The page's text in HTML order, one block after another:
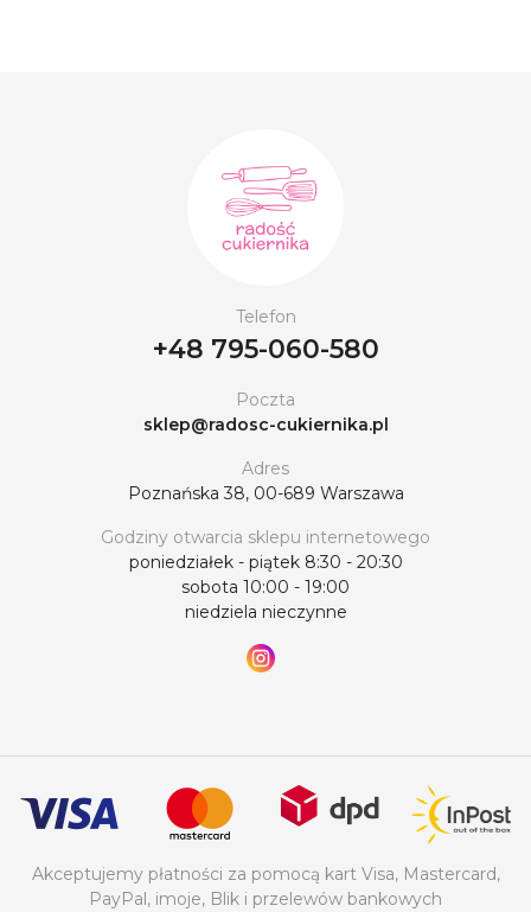
Telefon
+48 795-060-580
Poczta
sklep@radosc-cukiernika.pl
Adres
Poznańska 38, 00-689 Warszawa
Godziny otwarcia sklepu internetowego
poniedziałek - piątek 8:30 - 20:30
sobota 10:00 - 19:00
niedziela nieczynne
Akceptujemy płatności za pomocą kart Visa, Mastercard,
PayPal, imoje, Blik i przelewów bankowych